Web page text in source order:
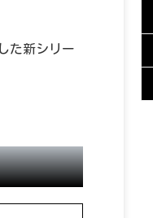
た新シリー